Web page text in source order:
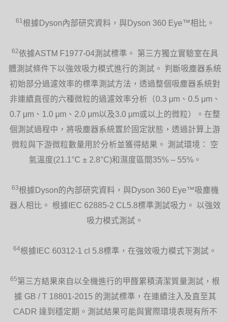
61 根據Dyson內部研究資料，與Dyson 360 Eye™相比。
62依據ASTM F1977-04測試標準。 第三方獨立實驗室在具
體測試條件下以強效吸力模式進行的測試。 判斷吸塵器系統
初始部分過濾效率的標準測試方法，透過整個吸塵器系統對
非連續直徑的六種微粒的過濾效率分析（0.3 μm、0.5 μm、
0.7 μm、1.0 μm、2.0 μm以及3.0 μm或以上的微粒）。在整
個測試過程中，將吸塵器系統置於固定狀態，透過計算上游
微粒與下游微粒數量用於分析並獲得結果。 測試環境： 空
氣溫度(21.1°C ± 2.8°C)和濕度區間35% – 55%。
63根據Dyson的內部研究資料，與Dyson 360 Eye™吸塵機
器人相比。 根據IEC 62885-2 CL5.8標準測試吸力。 以強效
吸力模式測試。
64根據IEC 60312-1 cl 5.8標準，在強效吸力模式下測試。
65第三方結果來自以全機進行的甲醛累積清潔質量測試，根
據 GB / T 18801-2015 的測試標準，在連續注入及直至其
CADR 達到穩定期。測試結果可能與實際環境表現有所不